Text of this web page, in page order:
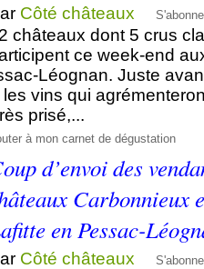
Côté châteaux
châteaux dont 5 crus
ce week-end
Léognan. Juste
les vins qui
prisé,...
à mon carnet de dégustation
d’envoi des
Carbonnieux
en Pessac-
Côté châteaux